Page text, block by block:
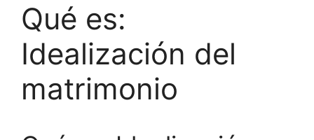
Qué es:
Idealización del
matrimonio